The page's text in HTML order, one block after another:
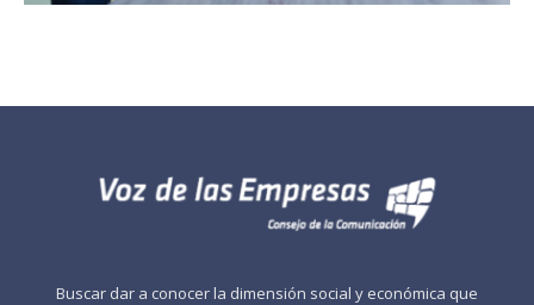
Buscar dar a conocer la dimensión social y económica que